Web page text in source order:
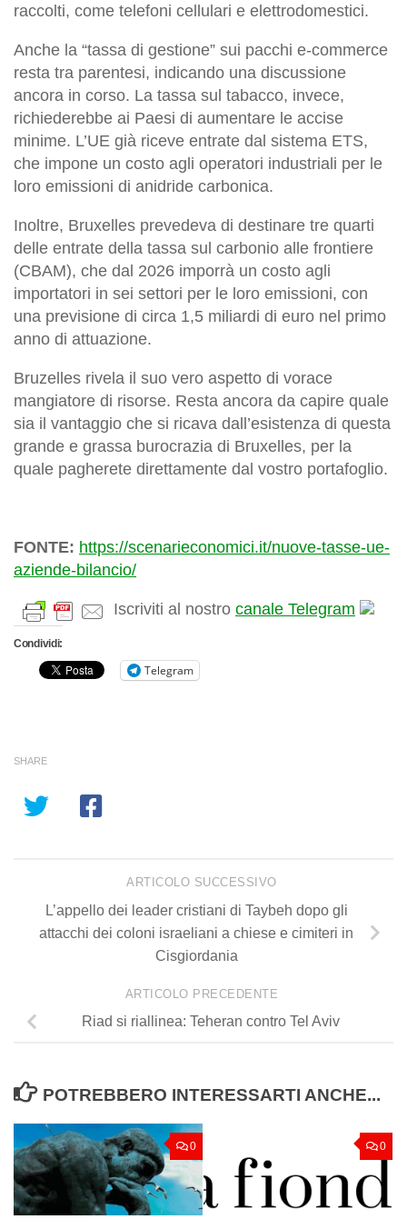
raccolti, come telefoni cellulari e elettrodomestici.
Anche la “tassa di gestione” sui pacchi e-commerce
resta tra parentesi, indicando una discussione
ancora in corso. La tassa sul tabacco, invece,
richiederebbe ai Paesi di aumentare le accise
minime. L’UE già riceve entrate dal sistema ETS,
che impone un costo agli operatori industriali per le
loro emissioni di anidride carbonica.
Inoltre, Bruxelles prevedeva di destinare tre quarti
delle entrate della tassa sul carbonio alle frontiere
(CBAM), che dal 2026 imporrà un costo agli
importatori in sei settori per le loro emissioni, con
una previsione di circa 1,5 miliardi di euro nel primo
anno di attuazione.
Bruzelles rivela il suo vero aspetto di vorace
mangiatore di risorse. Resta ancora da capire quale
sia il vantaggio che si ricava dall’esistenza di questa
grande e grassa burocrazia di Bruxelles, per la
quale pagherete direttamente dal vostro portafoglio.
FONTE: https://scenarieconomici.it/nuove-tasse-ue-
aziende-bilancio/
Iscriviti al nostro canale Telegram
Condividi:
Telegram
SHARE
ARTICOLO SUCCESSIVO
L’appello dei leader cristiani di Taybeh dopo gli
attacchi dei coloni israeliani a chiese e cimiteri in
Cisgiordania
ARTICOLO PRECEDENTE
Riad si riallinea: Teheran contro Tel Aviv
POTREBBERO INTERESSARTI ANCHE...
0 0